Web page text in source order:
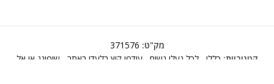
מק"ט: 371576
קטגוריות: כללי לכל נעלי נשים עודפי קיץ בלעדי באתר שופינג אי אל